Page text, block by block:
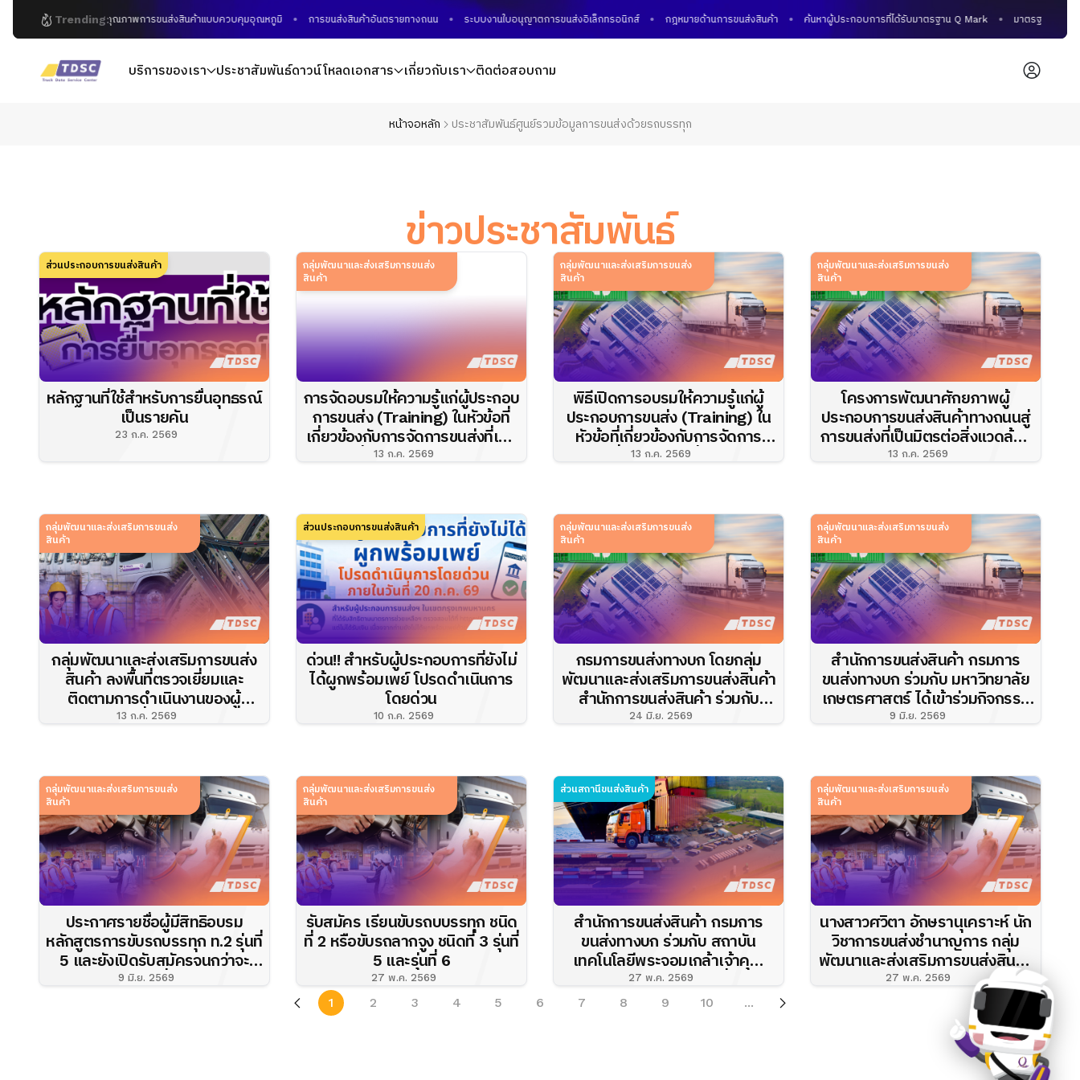
Trending:
มาตรฐานคุณภาพการขนส่งสินค้าแบบควบคุมอุณหภูมิ การขนส่งสินค้าอันตรายทางถนน ระบบงานใบอนุญาตการขนส่งอิเล็กทรอนิกส์ กฎหมายด้านการขนส่งสินค้า ค้นหาผู้ประกอบการที่ได้รับมาตรฐาน Q Mark มาตรฐานคุณภาพบ
บริการของเรา ประชาสัมพันธ์ดาวน์โหลดเอกสาร เกี่ยวกับเรา ติดต่อสอบถาม
หน้าจอหลัก ประชาสัมพันธ์ศูนย์รวมข้อมูลการขนส่งด้วยรถบรรทุก
ข่าวประชาสัมพันธ์
ส่วนประกอบการขนส่งสินค้า
หลักฐานที่ใช้สำหรับการยื่นอุทธรณ์
เป็นรายคัน
23 ก.ค. 2569
กลุ่มพัฒนาและส่งเสริมการขนส่ง
สินค้า
การจัดอบรมให้ความรู้แก่ผู้ประกอบ
การขนส่ง (Training) ในหัวข้อที่
เกี่ยวข้องกับการจัดการขนส่งที่เป็น
มิตรต่อสิ่งแวดล้อม ณ โรงแรมคริ
13 ก.ค. 2569
กลุ่มพัฒนาและส่งเสริมการขนส่ง
สินค้า
พิธีเปิดการอบรมให้ความรู้แก่ผู้
ประกอบการขนส่ง (Training) ใน
หัวข้อที่เกี่ยวข้องกับการจัดการ
ขนส่งที่เป็นมิตรต่อสิ่งแวดล้อม
13 ก.ค. 2569
กลุ่มพัฒนาและส่งเสริมการขนส่ง
สินค้า
โครงการพัฒนาศักยภาพผู้
ประกอบการขนส่งสินค้าทางถนนสู่
การขนส่งที่เป็นมิตรต่อสิ่งแวดล้อม
ได้ดำเนินการจัดอบรมให้ความรู้แก่
13 ก.ค. 2569
กลุ่มพัฒนาและส่งเสริมการขนส่ง
สินค้า
กลุ่มพัฒนาและส่งเสริมการขนส่ง
สินค้า ลงพื้นที่ตรวจเยี่ยมและ
ติดตามการดำเนินงานของผู้
ประกอบการที่ได้รับการรับรอง
13 ก.ค. 2569
ส่วนประกอบการขนส่งสินค้า
ด่วน!! สำหรับผู้ประกอบการที่ยังไม่
ได้ผูกพร้อมเพย์ โปรดดำเนินการ
โดยด่วน
10 ก.ค. 2569
กลุ่มพัฒนาและส่งเสริมการขนส่ง
สินค้า
กรมการขนส่งทางบก โดยกลุ่ม
พัฒนาและส่งเสริมการขนส่งสินค้า
สำนักการขนส่งสินค้า ร่วมกับ
มหาวิทยาลัยเกษตรศาสตร์ ขอเชิญ
24 มิ.ย. 2569
กลุ่มพัฒนาและส่งเสริมการขนส่ง
สินค้า
สำนักการขนส่งสินค้า กรมการ
ขนส่งทางบก ร่วมกับ มหาวิทยาลัย
เกษตรศาสตร์ ได้เข้าร่วมกิจกรรม
ให้คำแนะนำเชิงลึก (Coaching) ใน
9 มิ.ย. 2569
กลุ่มพัฒนาและส่งเสริมการขนส่ง
สินค้า
ประกาศรายชื่อผู้มีสิทธิอบรม
หลักสูตรการขับรถบรรทุก ท.2 รุ่นที่
5 และยังเปิดรับสมัครจนกว่าจะ
ครบจำนวนที่กำหนด!!
9 มิ.ย. 2569
กลุ่มพัฒนาและส่งเสริมการขนส่ง
สินค้า
รับสมัคร เรียนขับรถบบรรทุก ชนิด
ที่ 2 หรือขับรถลากจูง ชนิดที่ 3 รุ่นที่
5 และรุ่นที่ 6
27 พ.ค. 2569
ส่วนสถานีขนส่งสินค้า
สำนักการขนส่งสินค้า กรมการ
ขนส่งทางบก ร่วมกับ สถาบัน
เทคโนโลยีพระจอมเกล้าเจ้าคุณ
ทหารลาดกระบัง ในฐานะที่ปรึกษา
โครงการทบทวนผลการศึกษาแ...
27 พ.ค. 2569
กลุ่มพัฒนาและส่งเสริมการขนส่ง
สินค้า
นางสาวศวิตา อักษรานุเคราะห์ นัก
วิชาการขนส่งชำนาญการ กลุ่ม
พัฒนาและส่งเสริมการขนส่งสินค้า
สำนักการขนส่งสินค้า เข้าร่วมเป็น
27 พ.ค. 2569
1 2 3 4 5 6 7 8 9 10 ...